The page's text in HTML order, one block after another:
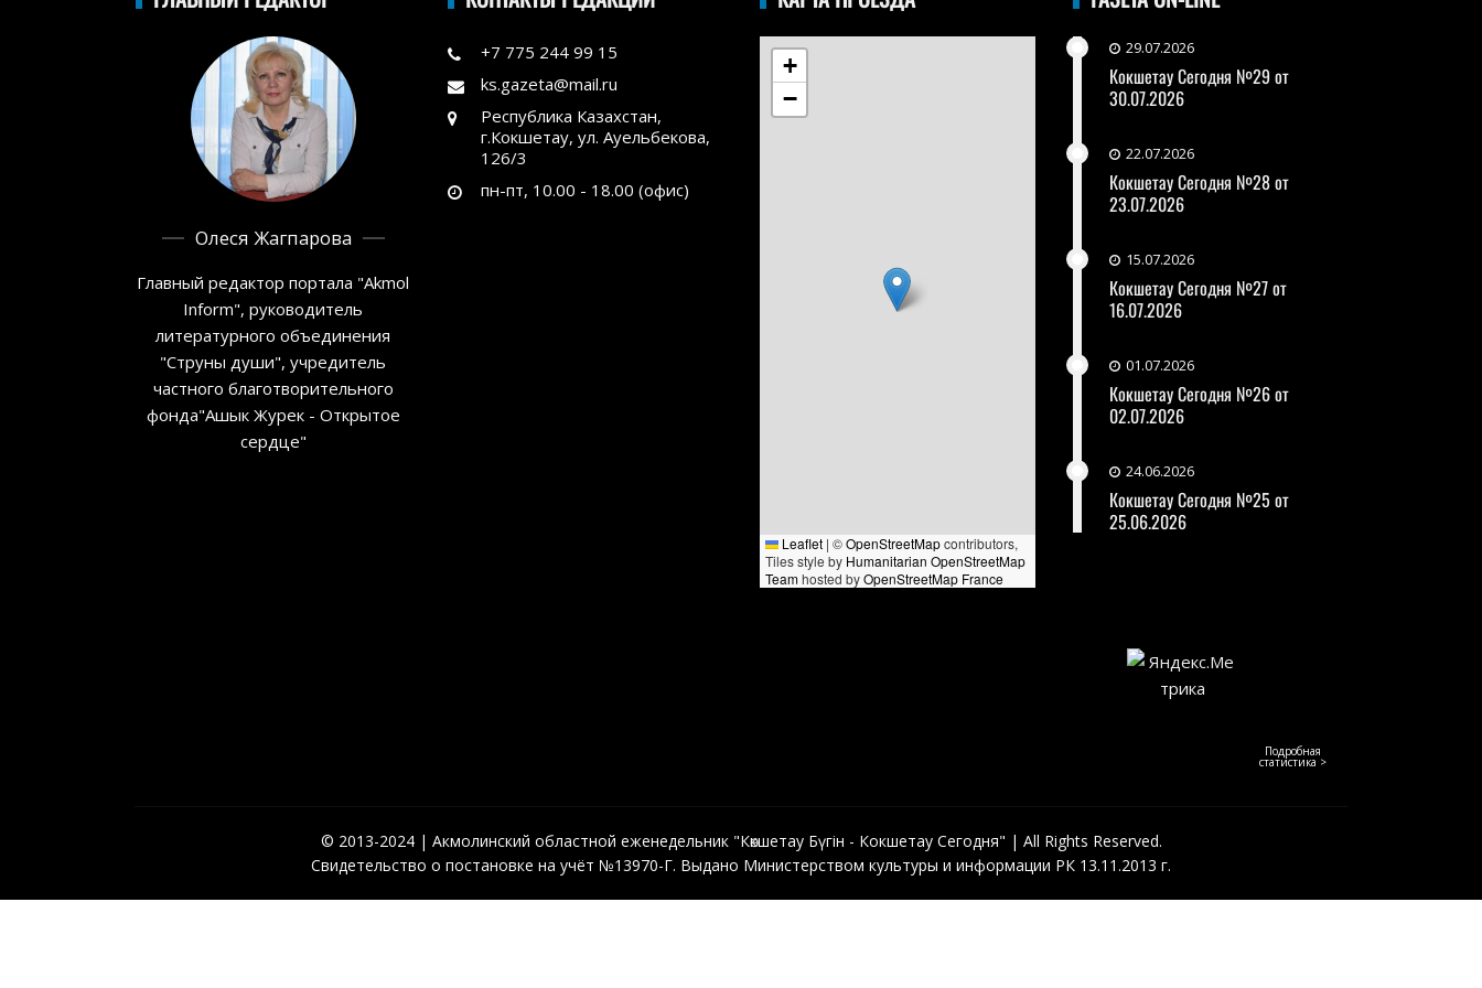
Олеся Жагпарова
Главный редактор портала "Akmol
Inform", руководитель
литературного объединения
"Струны души", учредитель
частного благотворительного
фонда"Ашык Журек - Открытое
сердце"
+7 775 244 99 15
ks.gazeta@mail.ru
Республика Казахстан,
г.Кокшетау, ул. Ауельбекова,
126/3
пн-пт, 10.00 - 18.00 (офис)
+
−
Leaflet | ©OpenStreetMapcontributors,
Tiles style by Humanitarian OpenStreetMap
Teamhosted byOpenStreetMap France
29.07.2026
Кокшетау Сегодня №29 от
30.07.2026
22.07.2026
Кокшетау Сегодня №28 от
23.07.2026
15.07.2026
Кокшетау Сегодня №27 от
16.07.2026
01.07.2026
Кокшетау Сегодня №26 от
02.07.2026
24.06.2026
Кокшетау Сегодня №25 от
25.06.2026
Подробная
статистика >
© 2013-2024 | Акмолинский областной еженедельник "Көкшетау Бүгін - Кокшетау Сегодня" | All Rights Reserved.
Свидетельство о постановке на учёт №13970-Г. Выдано Министерством культуры и информации РК 13.11.2013 г.